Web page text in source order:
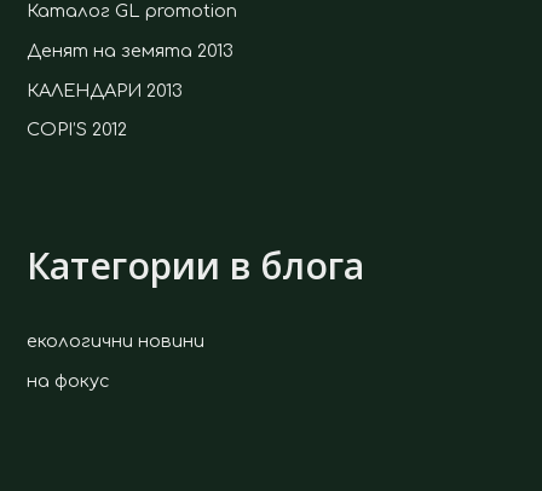
Каталог GL promotion
Денят на земята 2013
КАЛЕНДАРИ 2013
COPI’S 2012
Категории в блога
екологични новини
на фокус